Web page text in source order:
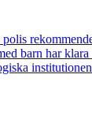
barn har